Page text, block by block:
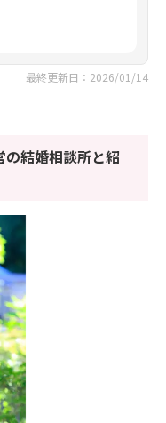
最終更新日：2026/01/14
結婚相談所と紹